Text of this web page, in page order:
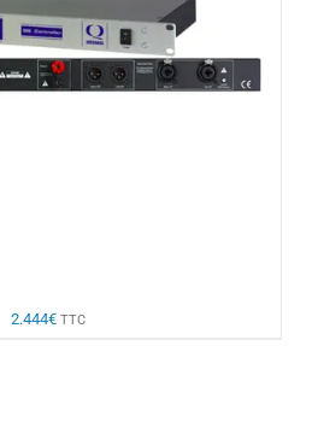
2.444€ TTC